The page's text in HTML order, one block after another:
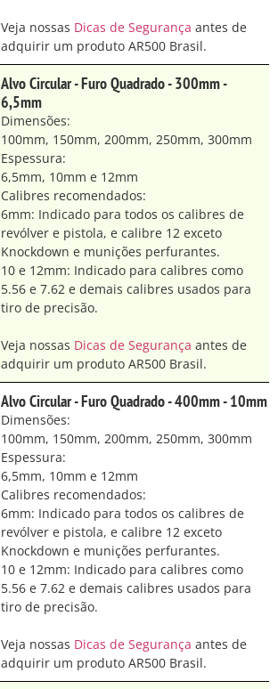
Veja nossas Dicas de Segurança antes de
adquirir um produto AR500 Brasil.
Alvo Circular - Furo Quadrado - 300mm -
6,5mm
Dimensões:
100mm, 150mm, 200mm, 250mm, 300mm
Espessura:
6,5mm, 10mm e 12mm
Calibres recomendados:
6mm: Indicado para todos os calibres de
revólver e pistola, e calibre 12 exceto
Knockdown e munições perfurantes.
10 e 12mm: Indicado para calibres como
5.56 e 7.62 e demais calibres usados para
tiro de precisão.
Veja nossas Dicas de Segurança antes de
adquirir um produto AR500 Brasil.
Alvo Circular - Furo Quadrado - 400mm - 10mm
Dimensões:
100mm, 150mm, 200mm, 250mm, 300mm
Espessura:
6,5mm, 10mm e 12mm
Calibres recomendados:
6mm: Indicado para todos os calibres de
revólver e pistola, e calibre 12 exceto
Knockdown e munições perfurantes.
10 e 12mm: Indicado para calibres como
5.56 e 7.62 e demais calibres usados para
tiro de precisão.
Veja nossas Dicas de Segurança antes de
adquirir um produto AR500 Brasil.